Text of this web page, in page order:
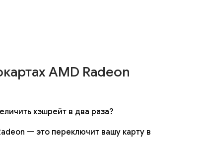
AMD Radeon
хэшрейт в два раза?
— это переключит вашу карту в